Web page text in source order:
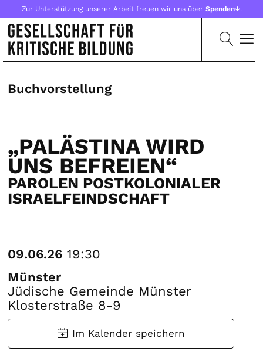
Zur Unterstützung unserer Arbeit freuen wir uns über Spenden↓.
Buchvorstellung
„PALÄSTINA WIRD
UNS BEFREIEN“
PAROLEN POSTKOLONIALER
ISRAELFEINDSCHAFT
09.06.26 19:30
Münster
Jüdische Gemeinde Münster
Klosterstraße 8-9